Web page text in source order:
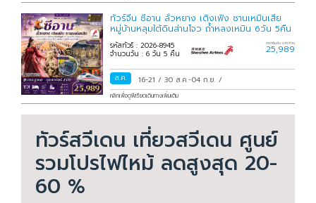
ทัวร์จีน ซีอาน ลั่วหยาง เติงเฟิง ซานเหมินเสีย
หมู่บ้านหลุมใต้ดินส่านโจว ถ้ำหลงเหมิน 6วัน 5คืน
รหัสทัวร์ : 2026-8945
จำนวนวัน : 6 วัน 5 คืน
ราคาเริ่มต้น บาท/ท่าน
25,989
ส.ค. 16-21/30 ส.ค.-04 ก.ย./
คลิกเพื่อดูพีเรียดเดินทางเพิ่มเติม
ทัวร์สวีเดน เที่ยวสวีเดน ศูนย์
รวมโปรไฟไหม้ ลดสูงสุด 20-
60 %